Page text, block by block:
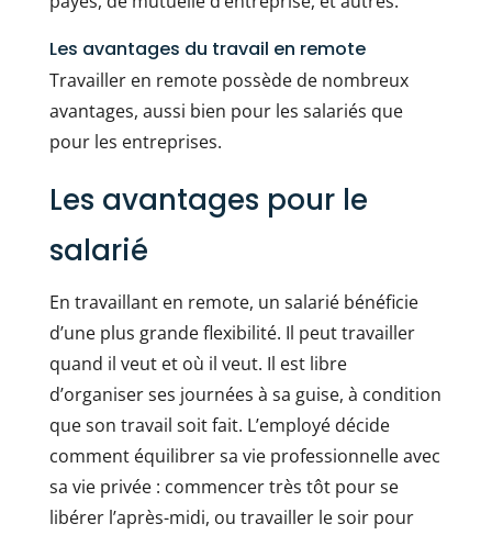
Les avantages du travail en remote
Travailler en remote possède de nombreux
avantages, aussi bien pour les salariés que
pour les entreprises.
Les avantages pour le
salarié
En travaillant en remote, un salarié bénéficie
d’une plus grande flexibilité. Il peut travailler
quand il veut et où il veut. Il est libre
d’organiser ses journées à sa guise, à condition
que son travail soit fait. L’employé décide
comment équilibrer sa vie professionnelle avec
sa vie privée : commencer très tôt pour se
libérer l’après-midi, ou travailler le soir pour